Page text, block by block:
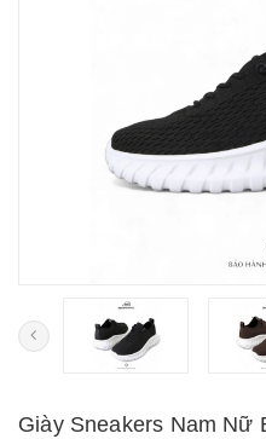
Giày Sneakers Nam Nữ